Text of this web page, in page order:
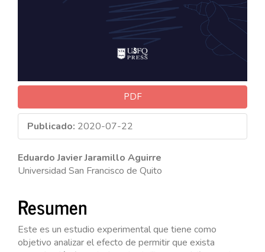
PDF
Publicado: 2020-07-22
Contenido
principal
del
artículo
Eduardo Javier Jaramillo Aguirre
Universidad San Francisco de Quito
Resumen
Este es un estudio experimental que tiene como
objetivo analizar el efecto de permitir que exista